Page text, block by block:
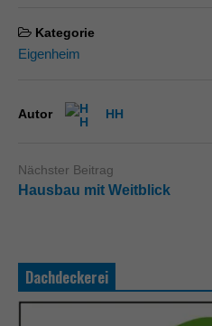
Kategorie
Eigenheim
Autor HH
Nächster Beitrag
Hausbau mit Weitblick
Dachdeckerei